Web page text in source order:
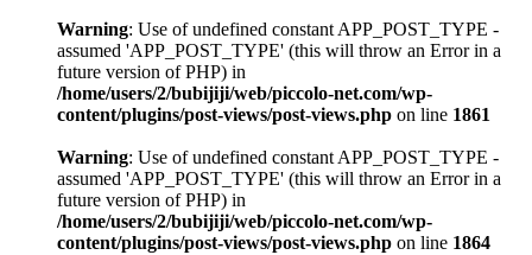
Warning: Use of undefined constant APP_POST_TYPE -
assumed 'APP_POST_TYPE' (this will throw an Error in a
future version of PHP) in
/home/users/2/bubijiji/web/piccolo-net.com/wp-
content/plugins/post-views/post-views.php on line 1861
Warning: Use of undefined constant APP_POST_TYPE -
assumed 'APP_POST_TYPE' (this will throw an Error in a
future version of PHP) in
/home/users/2/bubijiji/web/piccolo-net.com/wp-
content/plugins/post-views/post-views.php on line 1864